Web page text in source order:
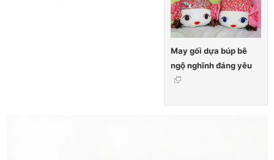
May gối dựa búp bê
ngộ nghĩnh đáng yêu